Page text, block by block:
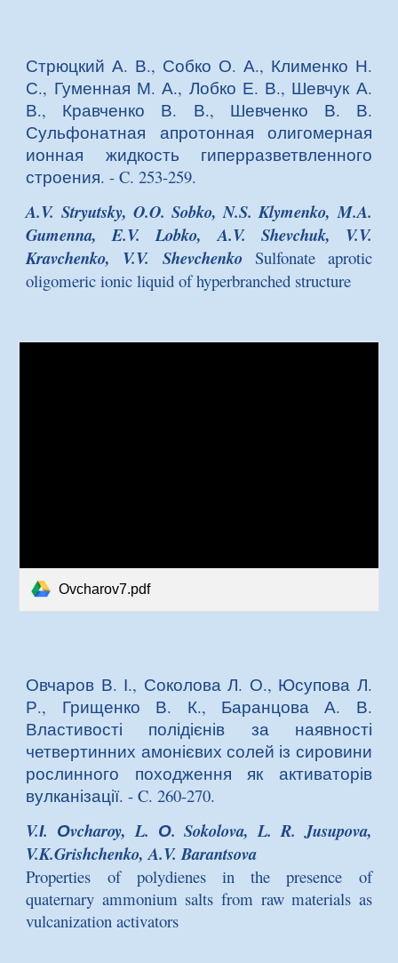
Стрюцкий А. В., Собко О. А., Клименко Н.
С., Гуменная М. А., Лобко Е. В., Шевчук А.
В., Кравченко В. В., Шевченко В. В.
Сульфонатная апротонная олигомерная
ионная жидкость гиперразветвленного
строения. - C. 253-259.
A.V. Stryutsky, O.O. Sobko, N.S. Klymenko, M.A.
Gumenna, E.V. Lobko,
A.V. Shevchuk, V.V.
Kravchenko, V.V. Shevchenko Sulfonate aprotic
oligomeric ionic liquid of hyperbranched structure
Ovcharov7.pdf
Овчаров В. І., Соколова Л. О., Юсупова Л.
Р., Грищенко В. К., Баранцова А. В.
Властивості полідієнів за наявності
четвертинних амонієвих солей із сировини
рослинного походження як активаторів
вулканізації. - C. 260-270.
V.І. Оvcharoy, L. О. Sokolova, L. R. Jusupova,
V.K.Grishchenko, A.V. Barantsova
Properties of polydienes in the presence of
quaternary ammonium salts from raw materials as
vulcanization activators